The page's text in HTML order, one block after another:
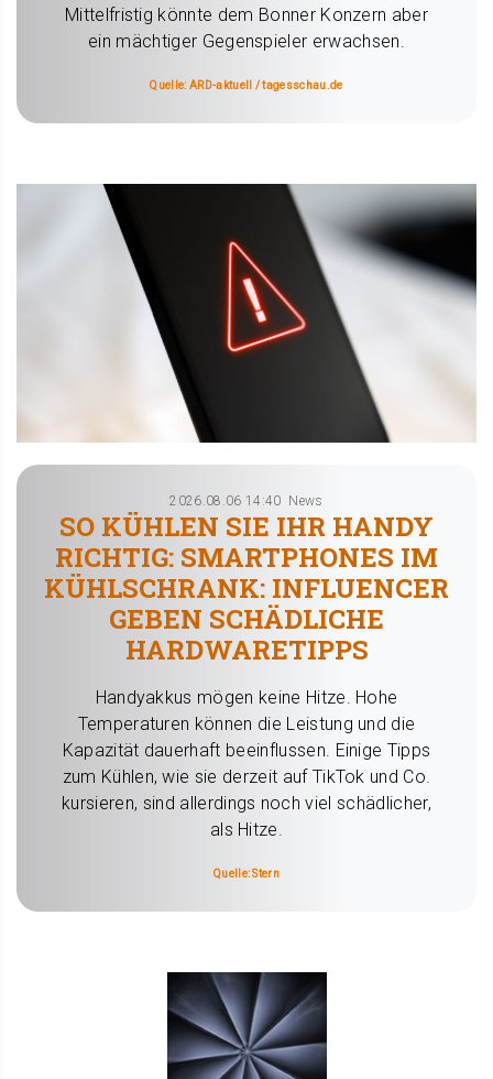
Mittelfristig könnte dem Bonner Konzern aber
ein mächtiger Gegenspieler erwachsen.
Quelle: ARD-aktuell / tagesschau.de
2026.08.06 14:40 News
SO KÜHLEN SIE IHR HANDY
RICHTIG: SMARTPHONES IM
KÜHLSCHRANK: INFLUENCER
GEBEN SCHÄDLICHE
HARDWARETIPPS
Handyakkus mögen keine Hitze. Hohe
Temperaturen können die Leistung und die
Kapazität dauerhaft beeinflussen. Einige Tipps
zum Kühlen, wie sie derzeit auf TikTok und Co.
kursieren, sind allerdings noch viel schädlicher,
als Hitze.
Quelle: Stern